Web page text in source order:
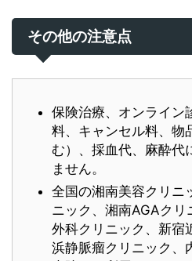
その他の注意点
保険治療、オンライン
料、キャンセル料、物
む）、採血代、麻酔代
ません。
全国の湘南美容クリニ
ニック、湘南AGAク
外科クリニック、新宿
浜静脈瘤クリニック、